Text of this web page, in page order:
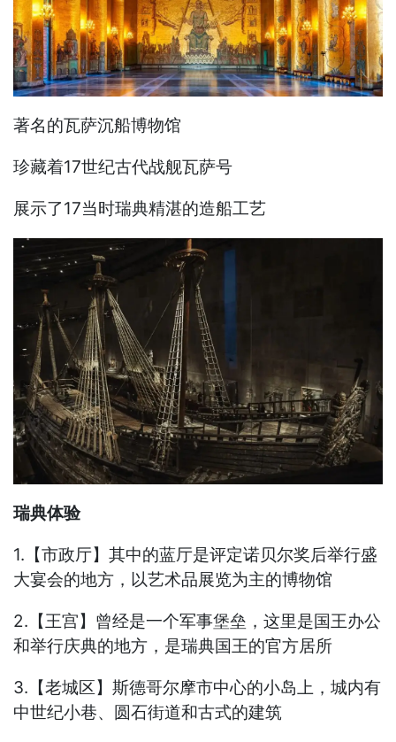
著名的瓦萨沉船博物馆
珍藏着17世纪古代战舰瓦萨号
展示了17当时瑞典精湛的造船工艺
瑞典体验
1.【市政厅】其中的蓝厅是评定诺贝尔奖后举行盛
大宴会的地方，以艺术品展览为主的博物馆
2.【王宫】曾经是一个军事堡垒，这里是国王办公
和举行庆典的地方，是瑞典国王的官方居所
3.【老城区】斯德哥尔摩市中心的小岛上，城内有
中世纪小巷、圆石街道和古式的建筑